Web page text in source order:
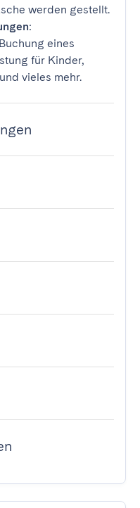
werden gestellt.
:
eines
für Kinder,
vieles mehr.